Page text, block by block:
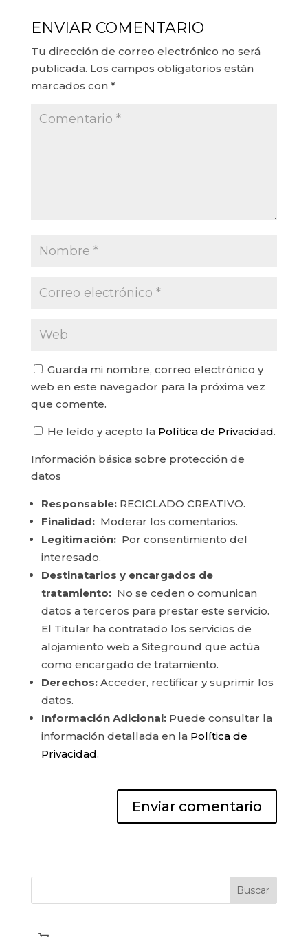
ENVIAR COMENTARIO
Tu dirección de correo electrónico no será
publicada. Los campos obligatorios están
marcados con *
Guarda mi nombre, correo electrónico y
web en este navegador para la próxima vez
que comente.
He leído y acepto la Política de Privacidad.
Información básica sobre protección de
datos
Responsable:RECICLADO CREATIVO.
Finalidad:Moderar los comentarios.
Legitimación:Por consentimiento del
interesado.
Destinatarios y encargados de
tratamiento:No se ceden o comunican
datos a terceros para prestar este servicio.
El Titular ha contratado los servicios de
alojamiento web a Siteground que actúa
como encargado de tratamiento.
Derechos:Acceder, rectificar y suprimir los
datos.
Información Adicional:Puede consultar la
información detallada en la Política de
Privacidad.